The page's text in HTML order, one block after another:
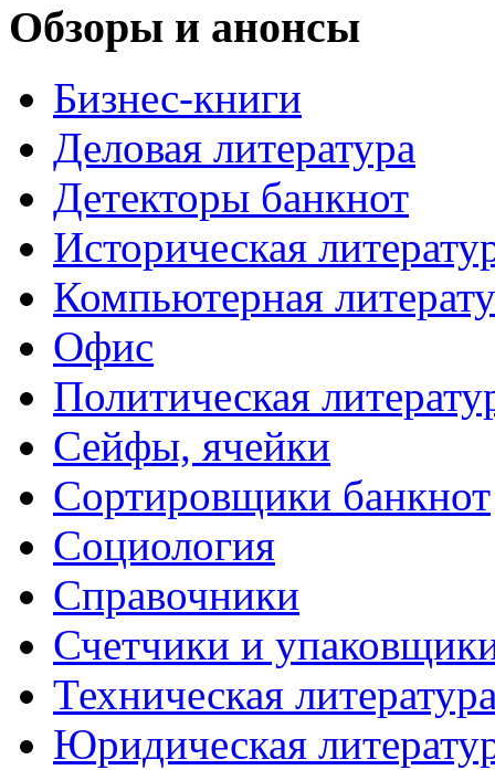
Обзоры и анонсы
Бизнес-книги
Деловая литература
Детекторы банкнот
Историческая
Компьютерная
Офис
Политическая
Сейфы, ячейки
Сортировщики банкнот
Социология
Справочники
Счетчики и
Техническая
Юридическая